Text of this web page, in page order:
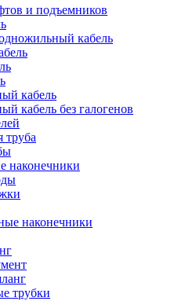
и подъемников
кабель
кабель
кабель без галогенов
труба
наконечники
наконечники
трубки